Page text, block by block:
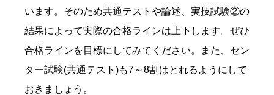
います。そのため共通テストや論述、実技試験②の
結果によって実際の合格ラインは上下します。ぜひ
合格ラインを目標にしてみてください。また、セン
ター試験(共通テスト )も7～8割はとれるようにして
おきましょう。